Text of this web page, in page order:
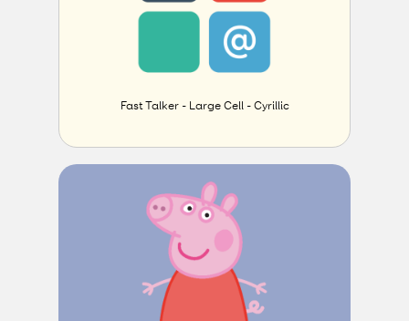
Fast Talker - Large Cell - Cyrillic